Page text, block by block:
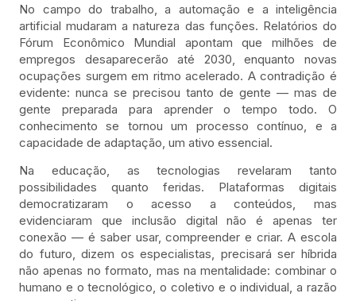
No campo do trabalho, a automação e a inteligência
artificial mudaram a natureza das funções. Relatórios do
Fórum Econômico Mundial apontam que milhões de
empregos desaparecerão até 2030, enquanto novas
ocupações surgem em ritmo acelerado. A contradição é
evidente: nunca se precisou tanto de gente — mas de
gente preparada para aprender o tempo todo. O
conhecimento se tornou um processo contínuo, e a
capacidade de adaptação, um ativo essencial.
Na educação, as tecnologias revelaram tanto
possibilidades quanto feridas. Plataformas digitais
democratizaram o acesso a conteúdos, mas
evidenciaram que inclusão digital não é apenas ter
conexão — é saber usar, compreender e criar. A escola
do futuro, dizem os especialistas, precisará ser híbrida
não apenas no formato, mas na mentalidade: combinar o
humano e o tecnológico, o coletivo e o individual, a razão